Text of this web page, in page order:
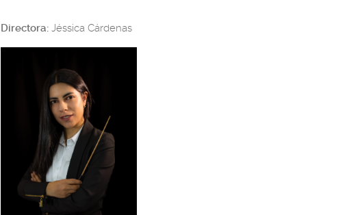
Directora: Jéssica Cárdenas